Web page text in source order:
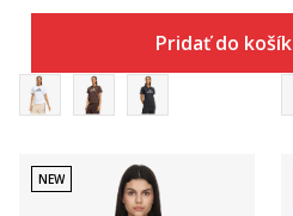
Pridať do košíka
NEW